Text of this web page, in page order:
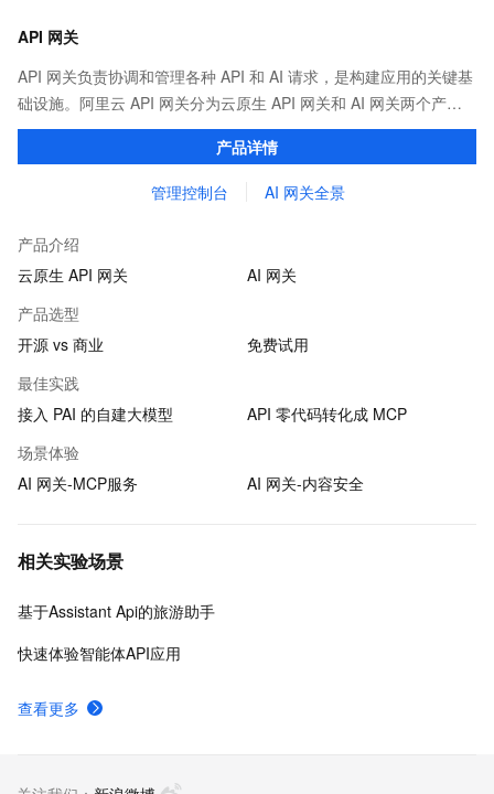
API 网关
API 网关负责协调和管理各种 API 和 AI 请求，是构建应用的关键基
础设施。阿里云 API 网关分为云原生 API 网关和 AI 网关两个产
品。
产品详情
管理控制台 AI 网关全景
产品介绍
云原生 API 网关
AI 网关
产品选型
开源 vs 商业
免费试用
最佳实践
接入 PAI 的自建大模型
API 零代码转化成 MCP
场景体验
AI 网关-MCP服务
AI 网关-内容安全
相关实验场景
基于Assistant Api的旅游助手
快速体验智能体API应用
查看更多